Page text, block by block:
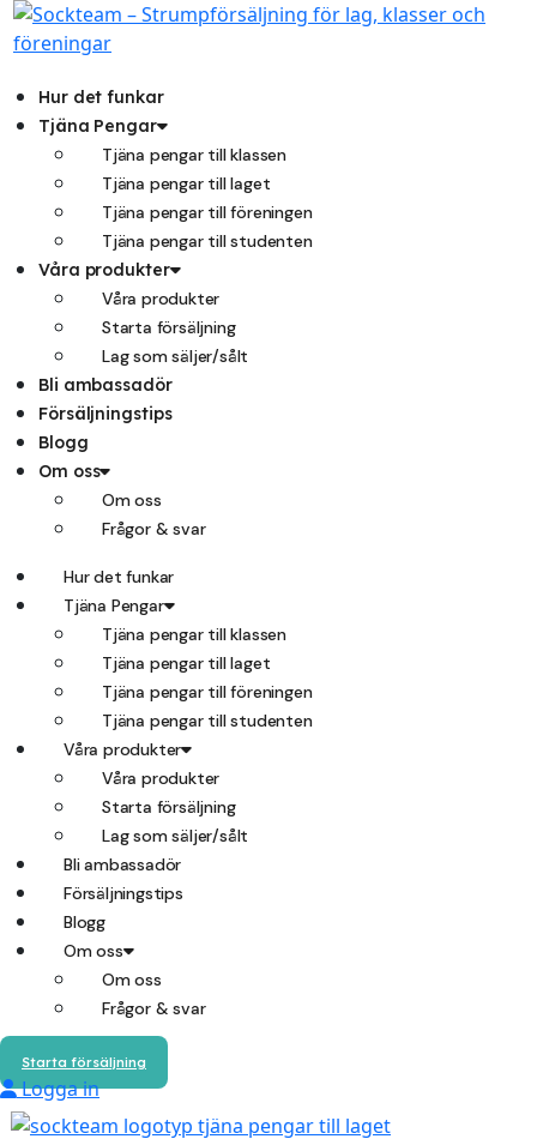
Hoppa
till
Hur det funkar
Tjäna Pengar
Tjäna pengar till klassen
Tjäna pengar till laget
Tjäna pengar till föreningen
Tjäna pengar till studenten
Våra produkter
Våra produkter
Starta försäljning
Lag som säljer/sålt
Bli ambassadör
Försäljningstips
Blogg
Om oss
Om oss
Frågor & svar
Hur det funkar
Tjäna Pengar
Tjäna pengar till klassen
Tjäna pengar till laget
Tjäna pengar till föreningen
Tjäna pengar till studenten
Våra produkter
Våra produkter
Starta försäljning
Lag som säljer/sålt
Bli ambassadör
Försäljningstips
Blogg
Om oss
Om oss
Frågor & svar
Starta försäljning
Logga in